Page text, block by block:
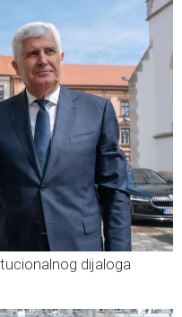
dijaloga